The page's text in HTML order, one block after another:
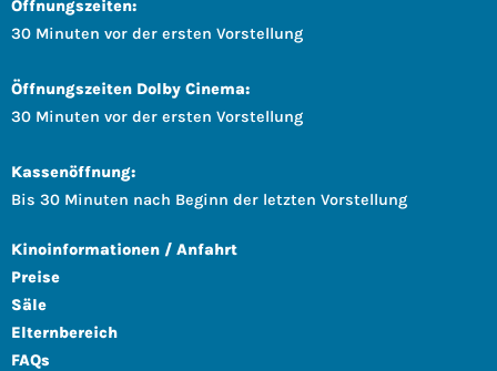
Öffnungszeiten:
30 Minuten vor der ersten Vorstellung
Öffnungszeiten Dolby Cinema:
30 Minuten vor der ersten Vorstellung
Kassenöffnung:
Bis 30 Minuten nach Beginn der letzten Vorstellung
Kinoinformationen / Anfahrt
Preise
Säle
Elternbereich
FAQs